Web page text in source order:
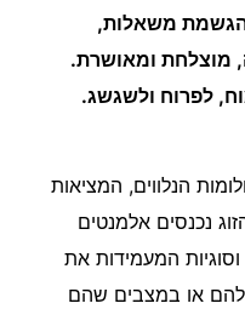
הגשמת משאלות,
מוצלחת ומאושרת.
לפרוח ולשגשג.
הנלווים, המציאות
נכנסים אלמנטים
המעמידות את
להם או במצבים שהם